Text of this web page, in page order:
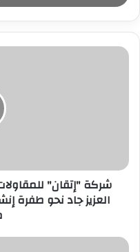
ر
د
ر
شركة "إتقان"
العزيز جاد نحو طفرة